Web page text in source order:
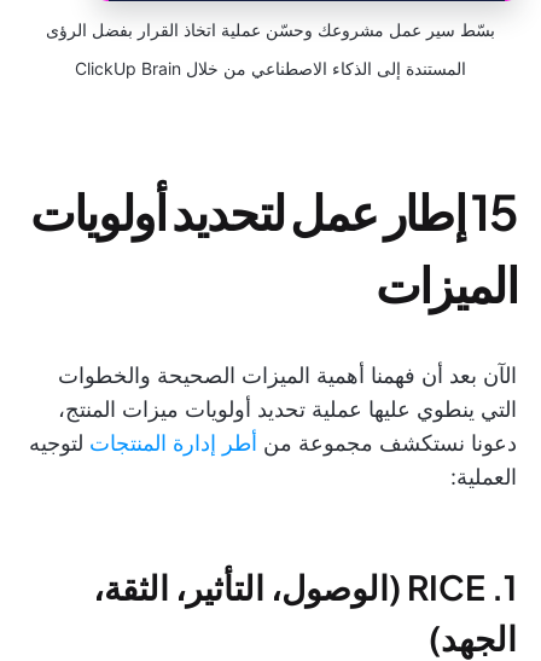
بسّط سير عمل مشروعك وحسّن عملية اتخاذ القرار بفضل الرؤى
المستندة إلى الذكاء الاصطناعي من خلال ClickUp Brain
15 إطار عمل لتحديد أولويات
الميزات
الآن بعد أن فهمنا أهمية الميزات الصحيحة والخطوات
التي ينطوي عليها عملية تحديد أولويات ميزات المنتج،
دعونا نستكشف مجموعة من أطر إدارة المنتجات لتوجيه
العملية:
1. RICE (الوصول، التأثير، الثقة،
الجهد)